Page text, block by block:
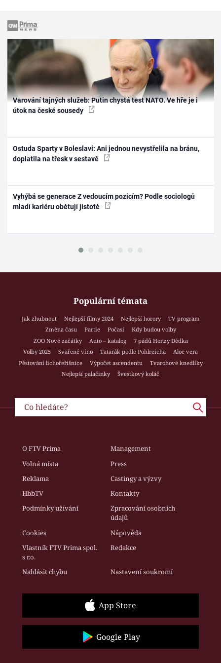
Varování tajných služeb: Putin chystá test NATO. Ve hře je i
útok na české sousedy
Ostuda Sparty v Boleslavi: Ani jednou nevystřelila na bránu,
doplatila na třesk v sestavě
Vyhýbá se generace Z vedoucím pozicím? Podle sociologů
mladí kariéru obětují jistotě
Populární témata
Jak zhubnout Nejlepší filmy 2024 Nejlepší horory
TV program
Změna času
Partie Počasí
Kdy budou volby
ZOO Nové začátky
Auto – katalog
7 pádů Honzy Dědka
Volby 2025
Svařené víno Tatarák podle Pohlreicha
Aloe vera
Pěstování lichořeřišnice
Výpočet ascendentu
Tvarohové knedlíky
Nejlepší palačinky
Švestkový koláč
O FTV Prima
Management
Volná místa
Press
Reklama
Castingy a výzvy
HbbTV
Kontakty
Podmínky užívání
Zpracování osobních
údajů
Cookies
Nápověda
Vlastník FTV Prima spol.
s r.o.
Redakce
Nahlásit chybu Nastavení soukromí
App Store
Google Play